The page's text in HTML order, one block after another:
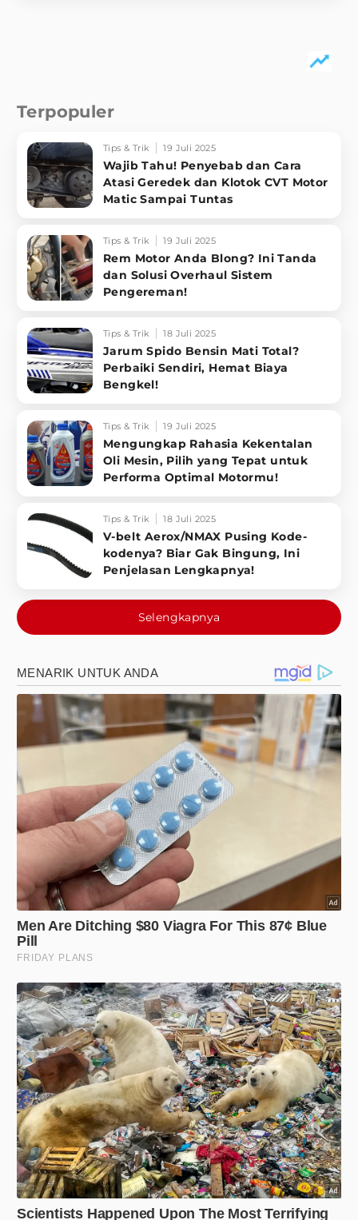
Terpopuler
Tips & Trik 19 Juli 2025
Wajib Tahu! Penyebab dan Cara
Atasi Geredek dan Klotok CVT Motor
Matic Sampai Tuntas
Tips & Trik 19 Juli 2025
Rem Motor Anda Blong? Ini Tanda
dan Solusi Overhaul Sistem
Pengereman!
Tips & Trik 18 Juli 2025
Jarum Spido Bensin Mati Total?
Perbaiki Sendiri, Hemat Biaya
Bengkel!
Tips & Trik 19 Juli 2025
Mengungkap Rahasia Kekentalan
Oli Mesin, Pilih yang Tepat untuk
Performa Optimal Motormu!
Tips & Trik 18 Juli 2025
V-belt Aerox/NMAX Pusing Kode-
kodenya? Biar Gak Bingung, Ini
Penjelasan Lengkapnya!
Selengkapnya